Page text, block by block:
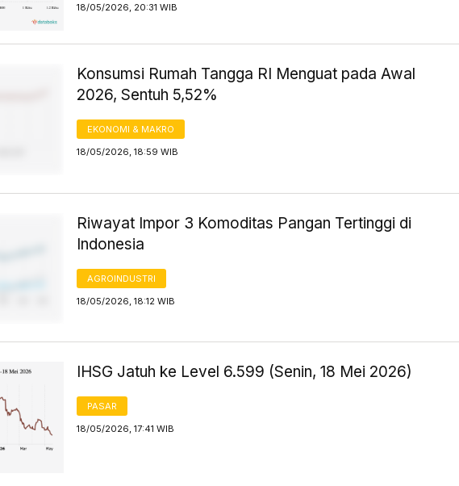
18/05/2026, 20:31 WIB
Konsumsi Rumah Tangga RI Menguat pada Awal
2026, Sentuh 5,52%
EKONOMI & MAKRO
18/05/2026, 18:59 WIB
Riwayat Impor 3 Komoditas Pangan Tertinggi di
Indonesia
AGROINDUSTRI
18/05/2026, 18:12 WIB
IHSG Jatuh ke Level 6.599 (Senin, 18 Mei 2026)
PASAR
18/05/2026, 17:41 WIB